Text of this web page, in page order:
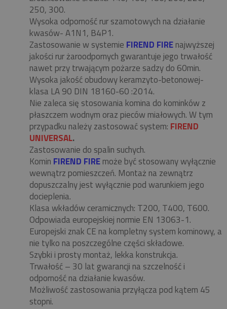
250, 300.
Wysoka odporność rur szamotowych na działanie
kwasów- A1N1, B4P1.
Zastosowanie w systemie FIREND FIREnajwyższej
jakości rur żaroodpornych gwarantuje jego trwałość
nawet przy trwającym pożarze sadzy do 60min.
Wysoka jakość obudowy keramzyto-betonowej-
klasa LA 90 DIN 18160-60 :2014.
Nie zaleca się stosowania komina do kominków z
płaszczem wodnym oraz pieców miałowych. W tym
przypadku należy zastosować system: FIREND
UNIVERSAL.
Zastosowanie do spalin suchych.
Komin FIREND FIREmoże być stosowany wyłącznie
wewnątrz pomieszczeń. Montaż na zewnątrz
dopuszczalny jest wyłącznie pod warunkiem jego
docieplenia.
Klasa wkładów ceramicznych: T200, T400, T600.
Odpowiada europejskiej normie EN 13063-1.
Europejski znak CE na kompletny system kominowy, a
nie tylko na poszczególne części składowe.
Szybki i prosty montaż, lekka konstrukcja.
Trwałość – 30 lat gwarancji na szczelność i
odporność na działanie kwasów.
Możliwość zastosowania przyłącza pod kątem 45
stopni.